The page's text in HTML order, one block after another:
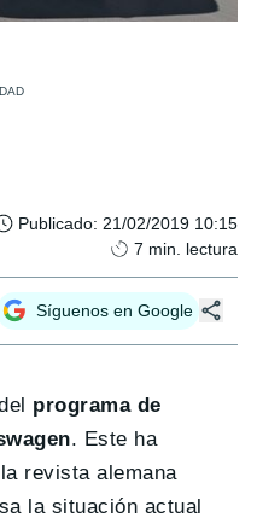
Publicado: 21/02/2019 10:15
7 min. lectura
Síguenos en Google
programa de
. Este ha
revista alemana
la situación actual